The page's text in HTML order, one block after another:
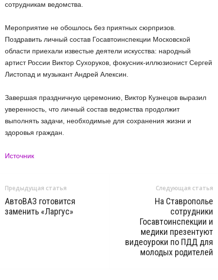
сотрудникам ведомства.
Мероприятие не обошлось без приятных сюрпризов.
Поздравить личный состав Госавтоинспекции Московской
области приехали известые деятели искусства: народный
артист России Виктор Сухоруков, фокусник-иллюзионист Сергей
Листопад и музыкант Андрей Алексин.
Завершая праздничную церемонию, Виктор Кузнецов выразил
уверенность, что личный состав ведомства продолжит
выполнять задачи, необходимые для сохранения жизни и
здоровья граждан.
Источник
Предыдущая статья
АвтоВАЗ готовится
заменить «Ларгус»
Следующая статья
На Ставрополье
сотрудники
Госавтоинспекции и
медики презентуют
видеоуроки по ПДД для
молодых родителей